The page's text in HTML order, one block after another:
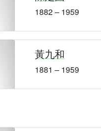
1882 – 1959
黃九和
1881 – 1959